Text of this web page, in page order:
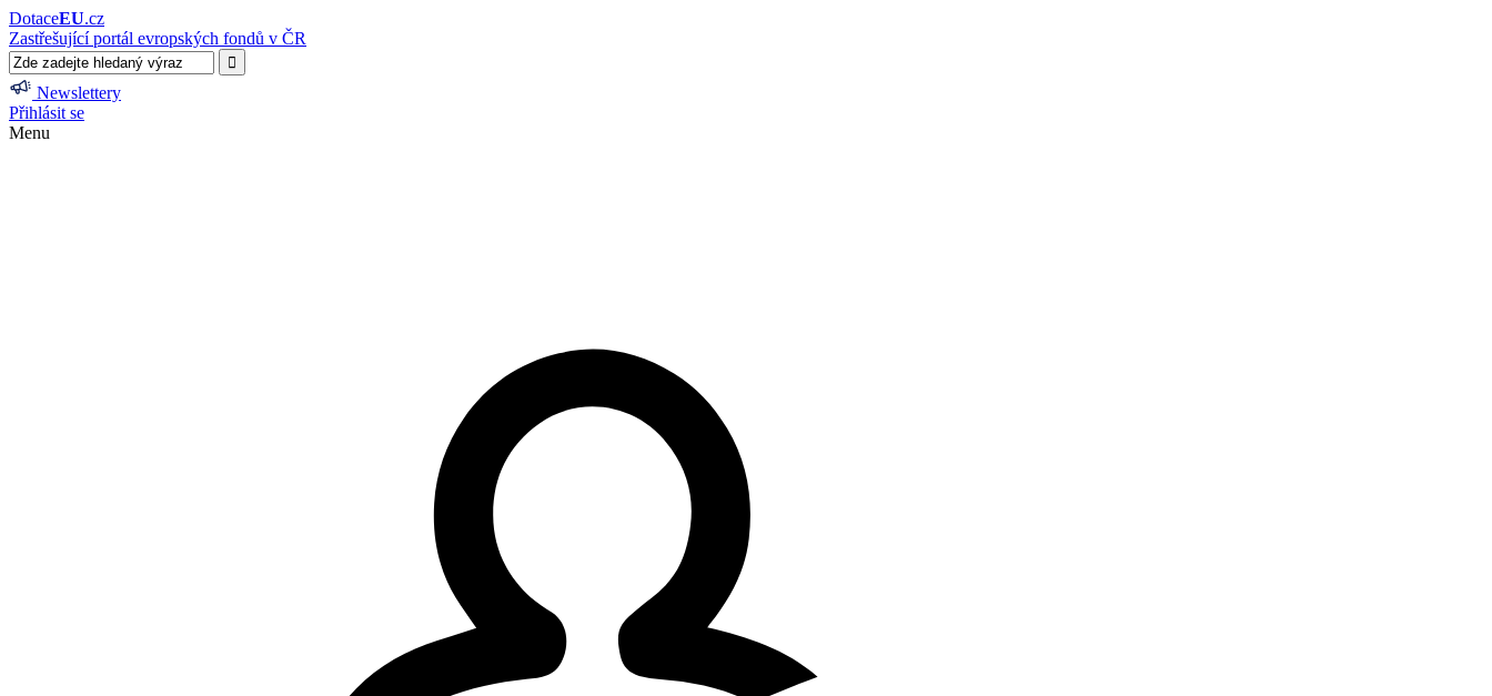
DotaceEU.cz
Zastřešující portál evropských fondů v ČR
Newslettery
Přihlásit se
Menu